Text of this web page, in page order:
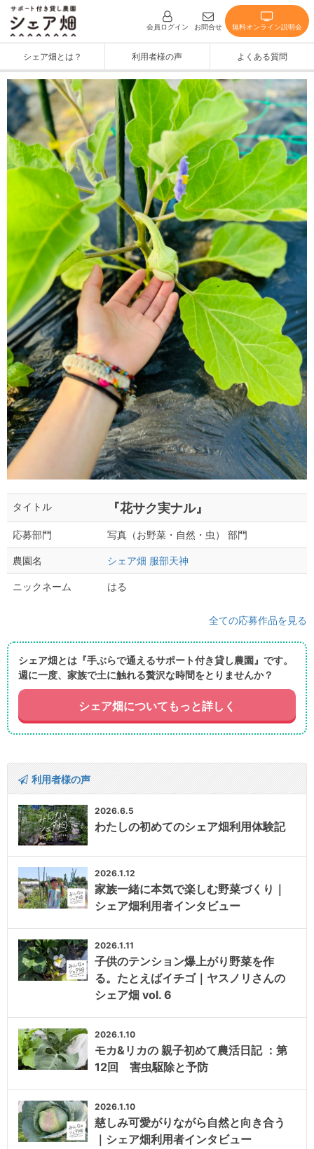
会員ログイン お問合せ 無料オンライン説明会
シェア畑とは？ 利用者様の声 よくある質問
タイトル 『花サク実ナル』
応募部門 写真（お野菜・自然・虫） 部門
農園名 シェア畑 服部天神
ニックネーム はる
全ての応募作品を見る
シェア畑とは『手ぶらで通えるサポート付き貸し農園』です。
週に一度、家族で土に触れる贅沢な時間をとりませんか？
シェア畑についてもっと詳しく
利用者様の声
2026.6.5
わたしの初めてのシェア畑利用体験記
2026.1.12
家族一緒に本気で楽しむ野菜づくり｜
シェア畑利用者インタビュー
2026.1.11
子供のテンション爆上がり野菜を作
る。たとえばイチゴ｜ヤスノリさんの
シェア畑 vol. 6
2026.1.10
モカ&リカの 親子初めて農活日記 ：第
12回 害虫駆除と予防
2026.1.10
慈しみ可愛がりながら自然と向き合う
｜シェア畑利用者インタビュー